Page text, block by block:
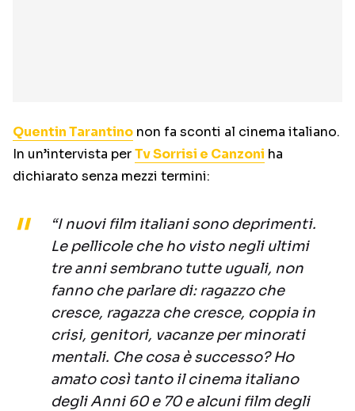
Quentin Tarantino non fa sconti al cinema italiano.
In un’intervista perTv Sorrisi e Canzoni ha
dichiarato senza mezzi termini:
“I nuovi film italiani sono deprimenti.
Le pellicole che ho visto negli ultimi
tre anni sembrano tutte uguali, non
fanno che parlare di: ragazzo che
cresce, ragazza che cresce, coppia in
crisi, genitori, vacanze per minorati
mentali. Che cosa è successo? Ho
amato così tanto il cinema italiano
degli Anni 60 e 70 e alcuni film degli